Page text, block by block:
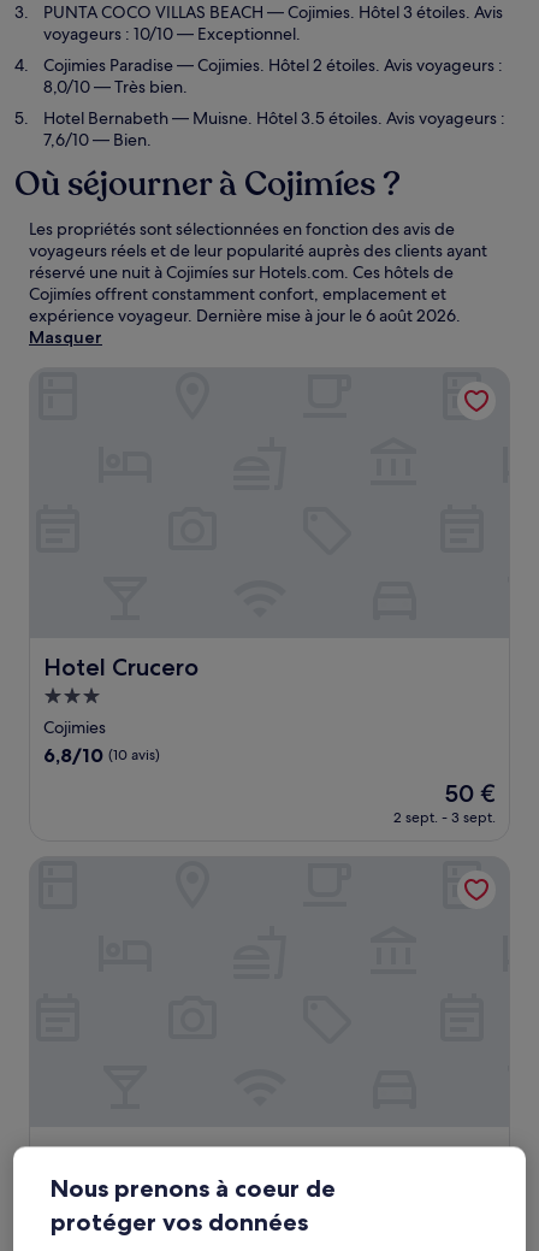
PUNTA COCO VILLAS BEACH — Cojimies. Hôtel 3 étoiles. Avis
voyageurs : 10/10 — Exceptionnel.
Cojimies Paradise— Cojimies. Hôtel 2 étoiles. Avis voyageurs :
8,0/10 — Très bien.
Hotel Bernabeth— Muisne. Hôtel 3.5 étoiles. Avis voyageurs :
7,6/10 — Bien.
Où séjourner à Cojimíes ?
Les propriétés sont sélectionnées en fonction des avis de
voyageurs réels et de leur popularité auprès des clients ayant
réservé une nuit à Cojimíes sur Hotels.com. Ces hôtels de
Cojimíes offrent constamment confort, emplacement et
expérience voyageur. Dernière mise à jour le6 août 2026.
Masquer
Hotel Crucero
Hotel Crucero
Hébergement
3.0 étoiles
Cojimies
6.8
6,8/10 (10 avis)
Le
nouveau
de
50 €
50 €
2 sept. - 3 sept.
POSEIDON LODGING
POSEIDON LODGING
Hébergement
2.0 étoiles
Cojimies
5.0
Nous prenons à coeur de
protéger vos données